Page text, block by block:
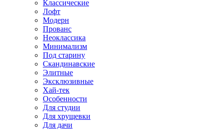
Классические
Лофт
Модерн
Прованс
Неоклассика
Минимализм
Под старину
Скандинавские
Элитные
Эксклюзивные
Хай-тек
Особенности
Для студии
Для хрущевки
Для дачи